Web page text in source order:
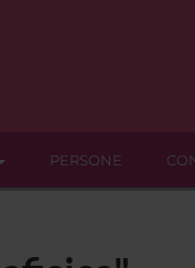
PERSONE